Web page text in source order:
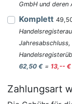
GmbH und deren
Komplett
62,50 € = 13,--
Zahlungsart